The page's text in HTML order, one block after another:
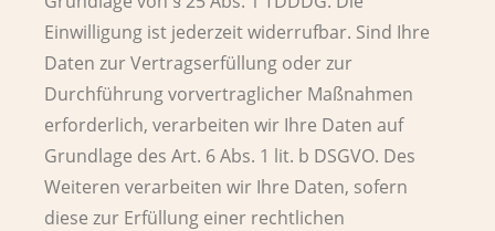
Einwilligung ist jederzeit widerrufbar. Sind Ihre
Daten zur Vertragserfüllung oder zur
Durchführung vorvertraglicher Maßnahmen
erforderlich, verarbeiten wir Ihre Daten auf
Grundlage des Art. 6 Abs. 1 lit. b DSGVO. Des
Weiteren verarbeiten wir Ihre Daten, sofern
diese zur Erfüllung einer rechtlichen